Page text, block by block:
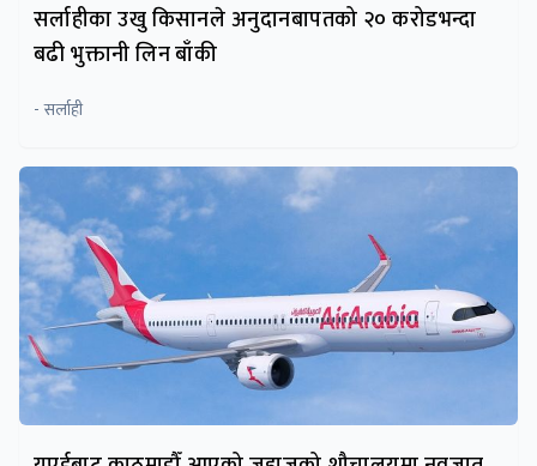
सर्लाहीका उखु किसानले अनुदानबापतको २० करोडभन्दा
बढी भुक्तानी लिन बाँकी
- सर्लाही